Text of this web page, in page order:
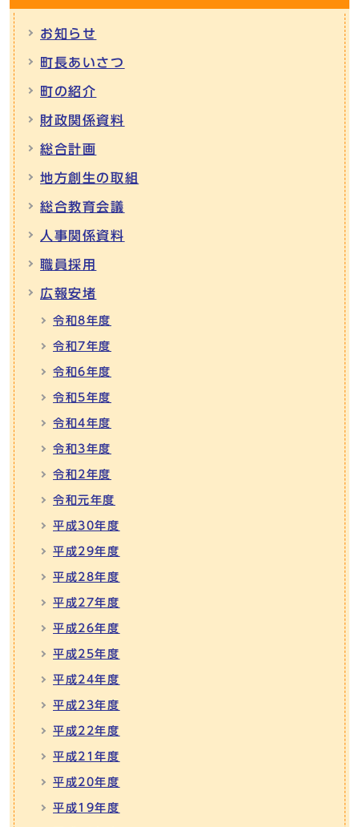
お知らせ
町長あいさつ
町の紹介
財政関係資料
総合計画
地方創生の取組
総合教育会議
人事関係資料
職員採用
広報安堵
令和8年度
令和7年度
令和6年度
令和5年度
令和4年度
令和3年度
令和2年度
令和元年度
平成30年度
平成29年度
平成28年度
平成27年度
平成26年度
平成25年度
平成24年度
平成23年度
平成22年度
平成21年度
平成20年度
平成19年度